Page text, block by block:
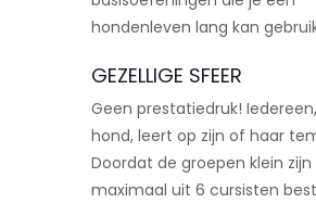
hondenleven lang kan
GEZELLIGE SFEER
Geen prestatiedruk!
hond, leert op zijn of haar
Doordat de groepen klein zijn
maximaal uit 6 cursisten